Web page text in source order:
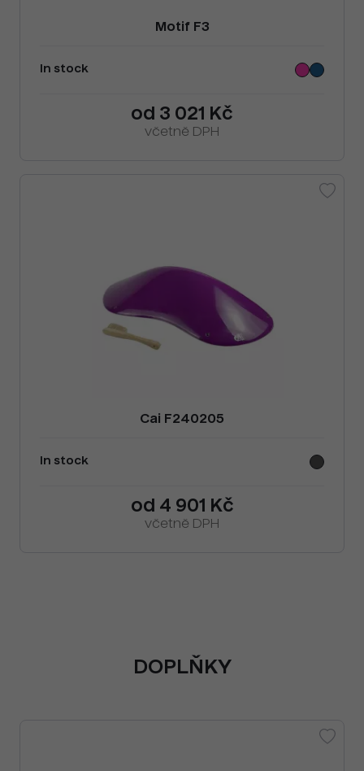
Motif F3
In stock
od 3 021 Kč
včetně DPH
Cai F240205
In stock
od 4 901 Kč
včetně DPH
DOPLŇKY